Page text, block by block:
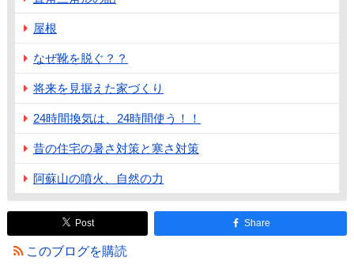
屋根
なぜ靴を脱ぐ？？
将来を見据えた家づくり
24時間換気は、24時間使う！！
昔の住宅の暑さ対策と寒さ対策
阿蘇山の噴火、自然の力
Post Share
このブログを購読